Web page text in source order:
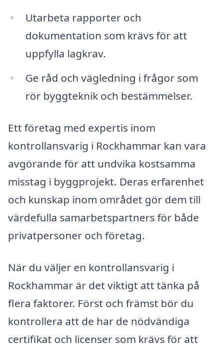
Utarbeta rapporter och
dokumentation som krävs för att
uppfylla lagkrav.
Ge råd och vägledning i frågor som
rör byggteknik och bestämmelser.
Ett företag med expertis inom
kontrollansvarig i Rockhammar kan vara
avgörande för att undvika kostsamma
misstag i byggprojekt. Deras erfarenhet
och kunskap inom området gör dem till
värdefulla samarbetspartners för både
privatpersoner och företag.
När du väljer en kontrollansvarig i
Rockhammar är det viktigt att tänka på
flera faktorer. Först och främst bör du
kontrollera att de har de nödvändiga
certifikat och licenser som krävs för att